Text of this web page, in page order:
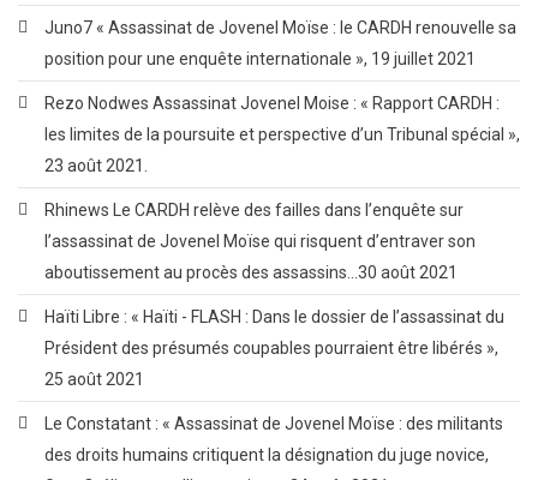
Juno7 « Assassinat de Jovenel Moïse : le CARDH renouvelle sa
position pour une enquête internationale », 19 juillet 2021
Rezo Nodwes Assassinat Jovenel Moise : « Rapport CARDH :
les limites de la poursuite et perspective d’un Tribunal spécial »,
23 août 2021.
Rhinews Le CARDH relève des failles dans l’enquête sur
l’assassinat de Jovenel Moïse qui risquent d’entraver son
aboutissement au procès des assassins…30 août 2021
Haïti Libre : « Haïti - FLASH : Dans le dossier de l’assassinat du
Président des présumés coupables pourraient être libérés »,
25 août 2021
Le Constatant : « Assassinat de Jovenel Moïse : des militants
des droits humains critiquent la désignation du juge novice,